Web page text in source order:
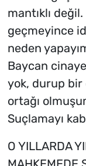
mantıklı
geçmeyince
neden
Baycan
yok, durup bir
ortağı
Suçlamayı
O YILLARDA